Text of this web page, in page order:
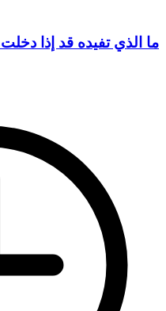
01 ما الذي تفيده قد إذا